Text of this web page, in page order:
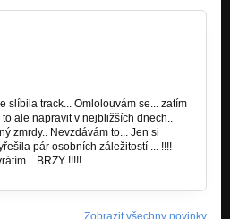
slíbila track... Omlolouvám se... zatím
ale napravit v nejbližších dnech..
zmrdy.. Nevzdávám to... Jen si
pár osobních záležitostí ... !!!!
BRZY !!!!!
Zobrazit všechny novinky